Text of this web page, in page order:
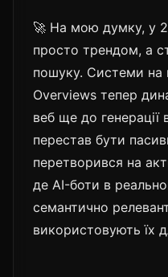
🚀 На мою думку, у
просто трендом, а
пошуку. Системи на
Overviews тепер
веб ще до генерації
перестав бути
перетворився на
де AI-боти в
семантично
використовують їх